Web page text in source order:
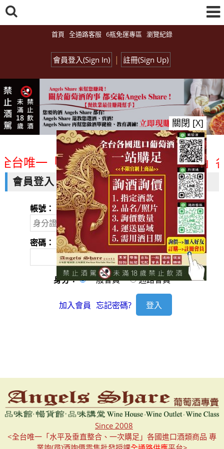
首頁 全通路客服 6瓶免運專區 瀏覽紀錄
會員登入(Sign In) | 註冊(Sign Up)
台唯一「水平及垂直整合、一次購足」
會員登入
帳號：
密碼：
身分： 一般會員 通路會員
加入會員 忘記密碼?
Since 2008
<全台唯一「水平及垂直整合、一次購足」各國進口酒類商品 專
關閉 [X]